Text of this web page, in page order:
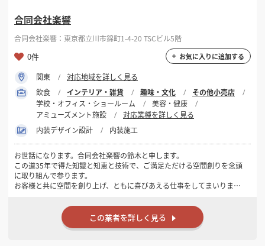
合同会社楽響
合同会社楽響：東京都立川市錦町1-4-20 TSCビル5階
0件 お気に入りに追加する
関東
対応地域を詳しく見る
飲食
インテリア・雑貨 趣味・文化
その他小売店
学校・オフィス・ショールーム
美容・健康
アミューズメント施設
対応業種を詳しく見る
内装デザイン設計
内装施工
お世話になります。合同会社楽響の鈴木と申します。
この道35年で得た知識と知恵と技術で、ご満足ただける空間創りを念頭
に取り組んで参ります。
お客様と共に空間を創り上げ、ともに喜びあえる仕事をしてまいりま
是非、私と共に素晴らしい空間を創り上げましょう。
よろしくお願いいたします。この業者を詳しく見る